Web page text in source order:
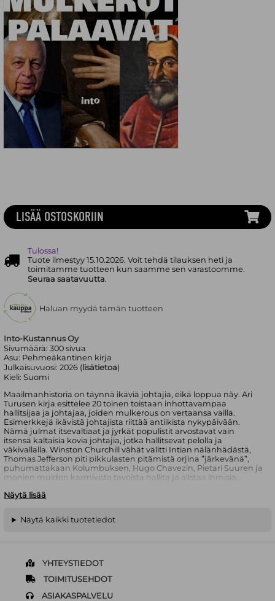
Into-Kustannus Oy
Sivumäärä:300 sivua
Asu: Pehmeäkantinen kirja
Julkaisuvuosi:2026 ( lisätietoa)
Kieli:Suomi
Maailmanhistoria on täynnä ikäviä johtajia, eikä loppua näy. Ari
Turusen kirja esittelee 20 toinen toistaan inhottavampaa
hallitsijaa ja johtajaa, joiden mulkerous on vertaansa vailla.
Esimerkkejä ikävistä johtajista riittää antiikista nykypäivään.
Nämä julmat itsevaltiaat ja jyrkät populistit arvostavat vain
itsensä kaltaisia kovia johtajia, jotka hallitsevat pelolla ja
väkivallalla. Winston Churchill vähät välitti Intian nälänhädästä,
Thomas Jefferson piti pikkulasten pitämistä orjina ”järkevänä”,
puhumattakaan Kolumbuksen, Hugo Chavezin, Pietari Suuren ja
monien muiden karmivista tavoista hallita ja alistaa ihmisiä.
Kansalliset merkkihenkilöt nähdään usein sankarillisessa valossa.
toimineet samalla tavalla. Mutta jalustoille korotettujen
hallitsijoiden tarinat täytyy avata, eikä osalta historiaa voi sulkea
Näytä lisää
LISÄÄ OSTOSKORIIN
Tulossa!
Tuote ilmestyy 15.10.2026. Voit tehdä tilauksen heti ja
toimitamme tuotteen kun saamme sen varastoomme.
Seuraa saatavuutta.
Haluan myydä tämän tuotteen
Näytä kaikki tuotetiedot
YHTEYSTIEDOT
TOIMITUSEHDOT
ASIAKASPALVELU